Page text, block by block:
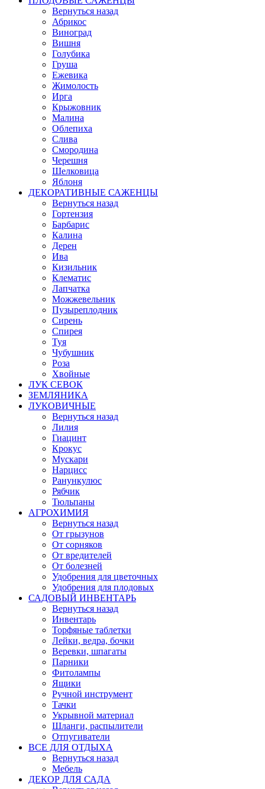
Вернуться назад
Абрикос
Виноград
Вишня
Голубика
Груша
Ежевика
Жимолость
Ирга
Крыжовник
Малина
Облепиха
Слива
Смородина
Черешня
Шелковица
Яблоня
ДЕКОРАТИВНЫЕ САЖЕНЦЫ
Вернуться назад
Гортензия
Барбарис
Калина
Дерен
Ива
Кизильник
Клематис
Лапчатка
Можжевельник
Пузыреплодник
Сирень
Спирея
Туя
Чубушник
Роза
Хвойные
ЛУК СЕВОК
ЗЕМЛЯНИКА
ЛУКОВИЧНЫЕ
Вернуться назад
Лилия
Гиацинт
Крокус
Мускари
Нарцисс
Ранункулюс
Рябчик
Тюльпаны
АГРОХИМИЯ
Вернуться назад
От грызунов
От сорняков
От вредителей
От болезней
Удобрения для цветочных
Удобрения для плодовых
САДОВЫЙ ИНВЕНТАРЬ
Вернуться назад
Инвентарь
Торфяные таблетки
Лейки, ведра, бочки
Веревки, шпагаты
Парники
Фитолампы
Ящики
Ручной инструмент
Тачки
Укрывной материал
Шланги, распылители
Отпугиватели
ВСЕ ДЛЯ ОТДЫХА
Вернуться назад
Мебель
ДЕКОР ДЛЯ САДА